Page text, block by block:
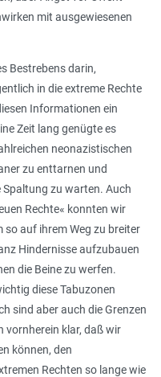
mit ausgewiesenen
Bestrebens darin,
in die extreme Rechte
Informationen ein
Zeit lang genügte es
neonazistischen
zu enttarnen und
zu warten. Auch
Rechte« konnten wir
so auf ihrem Weg zu breiter
Hindernisse aufzubauen
die Beine zu werfen.
diese Tabuzonen
sind aber auch die Grenzen
vornherein klar, daß wir
können, den
Rechten so lange wie